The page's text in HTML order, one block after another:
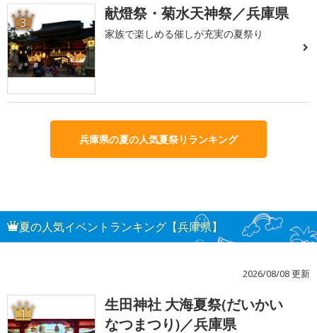
3 献燈祭・菊水天神祭／兵庫県
家族で楽しめる催しが充実の夏祭り
兵庫県の夏の人気夏祭りランキング
夏の人気イベントランキング【兵庫県】
2026/08/08 更新
1
生田神社 大海夏祭(だいかい
なつまつり)／兵庫県